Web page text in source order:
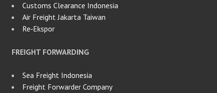
Customs Clearance Indonesia
Air Freight Jakarta Taiwan
Re‑Ekspor
FREIGHT FORWARDING
Sea Freight Indonesia
Freight Forwarder Company